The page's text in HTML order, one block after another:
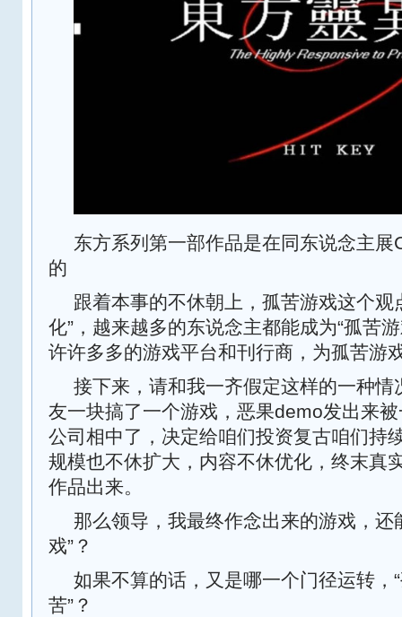
东方系列第一部作品是在同东说念主
的
跟着本事的不休朝上，孤苦游戏这个观
化”，越来越多的东说念主都能成为“孤苦
许许多多的游戏平台和刊行商，为孤苦游
接下来，请和我一齐假定这样的一种情
友一块搞了一个游戏，恶果demo发出来
公司相中了，决定给咱们投资复古咱们持
规模也不休扩大，内容不休优化，终末真
作品出来。
那么领导，我最终作念出来的游戏，还
戏”？
如果不算的话，又是哪一个门径运转，
苦”？